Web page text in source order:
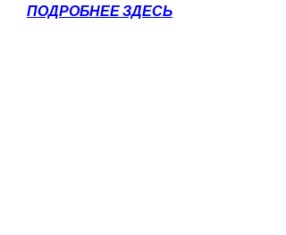
ПОДРОБНЕЕ ЗДЕСЬ